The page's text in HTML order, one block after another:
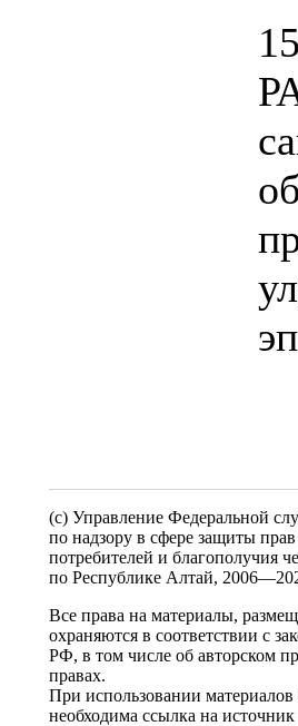
(c) Управление Федеральной
по надзору в сфере защиты прав
потребителей и благополучия
по Республике Алтай,
Все права на материалы,
охраняются в соответствии с
РФ, в том числе об авторском
правах.
При использовании материалов
необходима ссылка на источник